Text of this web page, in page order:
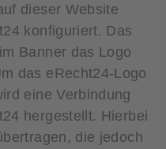
dieser Website
konfiguriert. Das
Banner das Logo
das eRecht24-Logo
eine Verbindung
hergestellt. Hierbei
die jedoch